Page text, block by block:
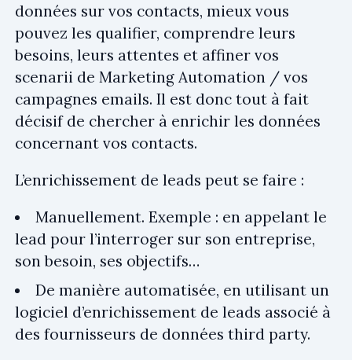
données sur vos contacts, mieux vous
pouvez les qualifier, comprendre leurs
besoins, leurs attentes et affiner vos
scenarii de Marketing Automation / vos
campagnes emails. Il est donc tout à fait
décisif de chercher à enrichir les données
concernant vos contacts.
L’enrichissement de leads peut se faire :
Manuellement. Exemple : en appelant le
lead pour l’interroger sur son entreprise,
son besoin, ses objectifs…
De manière automatisée, en utilisant un
logiciel d’enrichissement de leads associé à
des fournisseurs de données third party.